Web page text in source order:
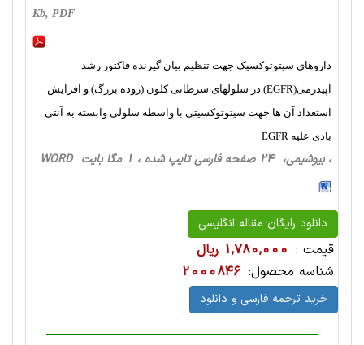
Kb, PDF
داروهای سیتوتوکسیک جهت تنظیم بیان گیرنده فاکتور رشد
اپیدرمی(EGFR) در سلولهای سرطانی کلون (روده بزرگ) و افزایش
استعداد آن ها جهت سیتوتوکسیتی با واسطه سلولی وابسته به آنتی
بادی علیه EGFR
، بیوشیمی، 24 صفحه فارسی تایپ شده ، 1 مگا بایت WORD
دانلود رایگان مقاله انگلیسی
قیمت : 1,780,000 ریال
شناسه محصول: 2000846
خرید ترجمه فارسی و دانلود